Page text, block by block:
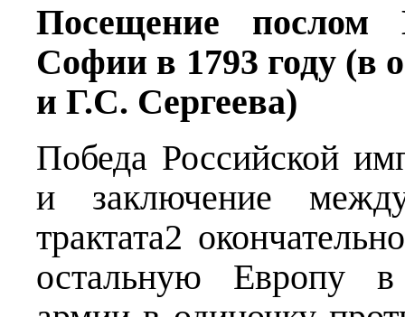
Посещение
Софии в 1793 году (в
и Г.С. Сергеева)
Победа Российской
и заключение
трактата2
остальную Европу в